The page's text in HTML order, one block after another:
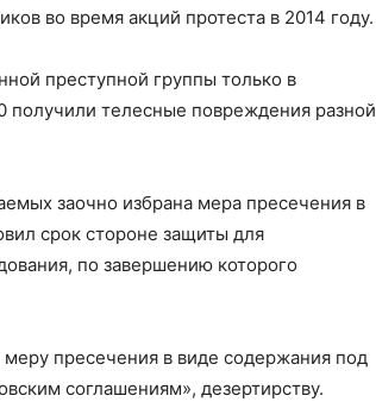
во время акций протеста в 2014 году.
преступной группы только в
получили телесные повреждения разной
заочно избрана мера пресечения в
срок стороне защиты для
по завершению которого
пресечения в виде содержания под
соглашениям», дезертирству.